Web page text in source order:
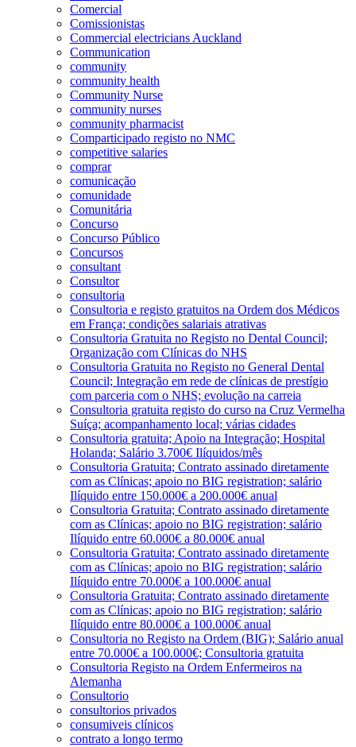
Comercial
Comissionistas
Commercial electricians Auckland
Communication
community
community health
Community Nurse
community nurses
community pharmacist
Comparticipado registo no NMC
competitive salaries
comprar
comunicação
comunidade
Comunitária
Concurso
Concurso Público
Concursos
consultant
Consultor
consultoria
Consultoria e registo gratuitos na Ordem dos Médicos
em França; condições salariais atrativas
Consultoria Gratuita no Registo no Dental Council;
Organização com Clínicas do NHS
Consultoria Gratuita no Registo no General Dental
Council; Integração em rede de clínicas de prestígio
com parceria com o NHS; evolução na carreia
Consultoria gratuita registo do curso na Cruz Vermelha
Suíça; acompanhamento local; várias cidades
Consultoria gratuita; Apoio na Integração; Hospital
Holanda; Salário 3.700€ Ilíquidos/mês
Consultoria Gratuita; Contrato assinado diretamente
com as Clínicas; apoio no BIG registration; salário
Ilíquido entre 150.000€ a 200.000€ anual
Consultoria Gratuita; Contrato assinado diretamente
com as Clínicas; apoio no BIG registration; salário
Ilíquido entre 60.000€ a 80.000€ anual
Consultoria Gratuita; Contrato assinado diretamente
com as Clínicas; apoio no BIG registration; salário
Ilíquido entre 70.000€ a 100.000€ anual
Consultoria Gratuita; Contrato assinado diretamente
com as Clínicas; apoio no BIG registration; salário
Ilíquido entre 80.000€ a 100.000€ anual
Consultoria no Registo na Ordem (BIG); Salário anual
entre 70.000€ a 100.000€; Consultoria gratuita
Consultoria Registo na Ordem Enfermeiros na
Alemanha
Consultorio
consultorios privados
consumiveis clínicos
contrato a longo termo